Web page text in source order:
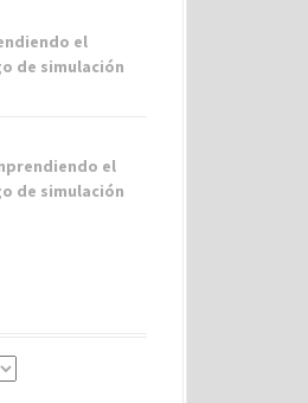
el
de simulación
el
de simulación